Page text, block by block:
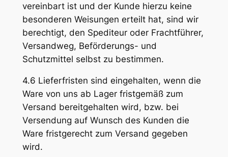
vereinbart ist und der Kunde hierzu keine
besonderen Weisungen erteilt hat, sind wir
berechtigt, den Spediteur oder Frachtführer,
Versandweg, Beförderungs- und
Schutzmittel selbst zu bestimmen.
4.6 Lieferfristen sind eingehalten, wenn die
Ware von uns ab Lager fristgemäß zum
Versand bereitgehalten wird, bzw. bei
Versendung auf Wunsch des Kunden die
Ware fristgerecht zum Versand gegeben
wird.